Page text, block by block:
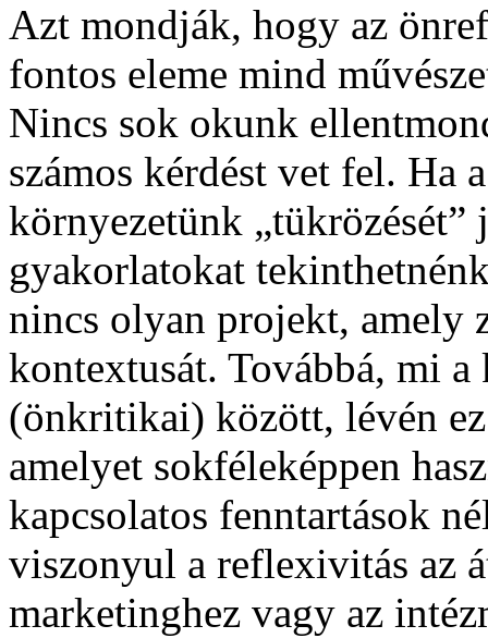
Azt mondják, hogy az
fontos eleme mind
Nincs sok okunk
számos kérdést vet fel. Ha
környezetünk
gyakorlatokat
nincs olyan projekt, amely
kontextusát. Továbbá, mi
(önkritikai) között, lévén
amelyet sokféleképpen
kapcsolatos fenntartások
viszonyul a reflexivitás az
marketinghez vagy az